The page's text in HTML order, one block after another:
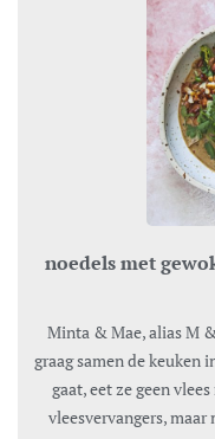
noedels met
Minta & Mae, alias M & M, zijn moeder & dochter en duiken
graag samen de keuken
gaat, eet ze geen
vleesvervangers,